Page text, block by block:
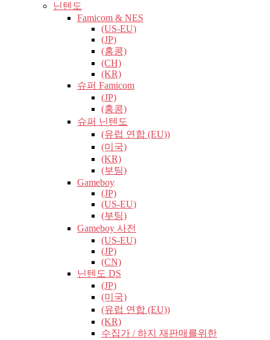
닌텐도
Famicom & NES
(US-EU)
(JP)
(홍콩)
(CH)
(KR)
슈퍼 Famicom
(JP)
(홍콩)
슈퍼 닌텐도
(유럽​​ 연합 (EU))
(미국)
(KR)
(부팅)
Gameboy
(JP)
(US-EU)
(부팅)
Gameboy 사전
(US-EU)
(JP)
(CN)
닌텐도 DS
(JP)
(미국)
(유럽​​ 연합 (EU))
(KR)
수집가 / 하지 재판매를위한